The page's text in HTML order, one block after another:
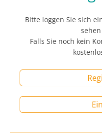
Bitte loggen Sie sich
Falls Sie noch kein